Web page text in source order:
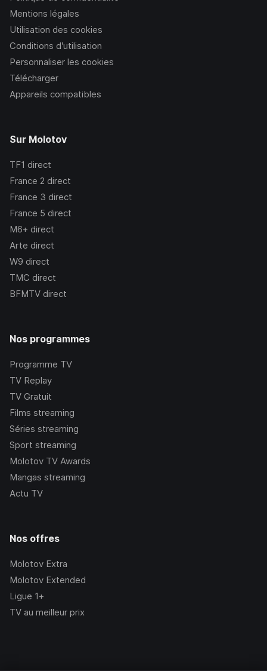
Mentions légales
Utilisation des cookies
Conditions d’utilisation
Personnaliser les cookies
Télécharger
Appareils compatibles
Sur Molotov
TF1 direct
France 2 direct
France 3 direct
France 5 direct
M6+ direct
Arte direct
W9 direct
TMC direct
BFMTV direct
Nos programmes
Programme TV
TV Replay
TV Gratuit
Films streaming
Séries streaming
Sport streaming
Molotov TV Awards
Mangas streaming
Actu TV
Nos offres
Molotov Extra
Molotov Extended
Ligue 1+
TV au meilleur prix